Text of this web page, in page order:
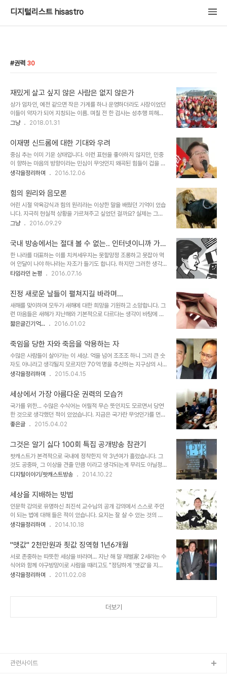
디지털리스트 hisastro
권력 30
재밌게 살고 싶지 않은 사람은 없지 않은가
상가 임차인, 예전 같으면 작은 가게를 하나 운영하더라도 사장이었던
이들이 약자가 되어 지칭되는 이름. 며칠 전 한 검사는 성추행 피해를
만천하에 공개하여 파문을 일게 했습니다. 무소불위(위가 아닌 아래를
약자가 등장한 겁니다. 근데, 문득 진짜 약자는 이제 그 약자라는 말도
허용되지 않는 건가 우려스럽기도 합니다. 최근 뉴스타파는 도심 속 청
소 노동자들을 동행 취재하며 그들의 살인적인 노동 현실을 보도했습
니다. 도시의 유령들이라는 제목의 기획 시리즈물의 첫 방송이었는데,
그 취재 인터뷰에 응했던 한 청소 노동자는 "개혁은 밑에서 일어나는
했습니다. 이번 성추행 피해 검사도..
그냥 2018.01.31
이재명 신드롬에 대한 기대와 우려
중심 추는 이미 기운 상태입니다. 이런 표현을 좋아하지 않지만, 민중
이 향하는 마음의 방향이라는 민심이 무엇인지 왜곡된 힘들이 겁을 먹
고 있는 모습을 통해 이는 분명한 사실임을 알 수 있습니다. 이런 와중
하고자 하는 건 아닙니다만, 짧게 전제는 하고 이야기를 전개해야 할
것 같습니다. 닭과 쥐와 같은 동물과 비교할 인물은 아니라는 것을 말
입니다. 이재명 성남시장의 정치적 행보 이전에 기초지방단체의 수장
으로써 시민 행정에 누구보다 앞선 지도자라는 점은 인정하지 않을 수
없습니다. 그가 지지받는 이유도 이를 바탕으로 한다고 할 수 있습니
그의 정치적 행보와 발언들을 보면 지나..
생각을정리하며 2016.12.06
힘의 원리와 음모론
어린 시절 약육강식과 힘의 원리라는 이상한 말을 배웠던 기억이 있습
니다. 지극히 현실적 상황을 가르쳐주고 싶었던 걸까요? 실제는 그랬
을 겁니다. 당시 교육 정책을 입안하고 교과서 내용을 집필했던 이들이
르치던 선생님들은 제시된 교육 지침을 그저 따랐을 뿐이라고 말이죠.
어느 정도 살다 보니 (듣고, 보고, 경험해 오면서) 나름의 판단 근거를
통해 결론을 도출해 내곤 합니다. 어린 시절 약육강식과 힘의 원리를
가르치려 했던 이들의 의중이 그리 좋은 건 아니었다는 생각은 어렴풋
하지만 그런 차원입니다. 솔직히 약육강식과 힘의 원리란 쉽게 풀어서
름없습니다. 이런 무지막지한 걸 아..
그냥 2016.09.29
국내 방송에서는 절대 볼 수 없는.. 인터넷이니까 가능
한~!!
한 나라를 대표하는 이를 치켜세우지는 못할망정 조롱하고 못잡아 먹
어 안달이 나야 하나라는 자조가 들기도 합니다. 하지만 그러한 생각이
오래 갈 수가 없는 현실... 진실이 조금도 느껴지지 않고, 나라를 대표
지엄한 척 하고 일반인들과는 확연히 구분되는 특별한 존재로 인식하
는 듯 행동하는 모습에서 욕지거리가 튀어나오지 않는 게 외려 이상한
일이 아닐 수 없습니다. 아편인지 종편인지 전혀 상식적이지 않은 부칸
조선TV같은 방송 뉴스에서 그 곳의 위대한 지도자라 호칭되는 최고
권력자를 찬양하는 것과 동급으로 맞먹는 보도를 보고 있으면 정말로
도 장면이 아닌가 싶습니다. 그런데,..
타임라인 논평 2016.07.16
진정 새로운 날들이 펼쳐지길 바라며...
새해를 맞이하며 모두가 새해에 대한 희망을 기원하고 소망합니다. 그
런 마음들은 새해가 지난해와 기본적으로 다르다는 생각이 바탕에 있
기 때문일 겁니다. 이전 포스트에서도 잠시 언급한 것이기도 합니다만,
한 것이 아니라고 말이죠... 중요한 건 마음가짐이라고...뭐~ 다들 하는
그 희망을 기원하는 것 자체는 다르지 않다고 할지 모르겠으나...이미
지 출처: betanews.com 재밌는 건 당연하다고 생각될 만큼 언제나
희망에 지나지 않는 허튼 바램이 늘상 공허하게 돌아옴에도 변함없이
매번 그러하다는 겁니다. 물론, 그래서 살아가는 것이긴 할겁니다. ㅠ.
욕이 아니었는지... ..
짧은글긴기억... 2016.01.02
죽임을 당한 자와 죽음을 악용하는 자
수많은 사람들이 살아가는 이 세상. 억을 넘어 조조조 하니 그리 큰 숫
자도 아니라고 생각될지 모르지만 70억 명을 추산하는 지구상의 사람
들... 그 숫자로 보자면 살아오면서 만나는 사람들이란 그리 많은 것도
들이 점철되기 마련입니다. 때때로 존경과 경외감 마저 들게 되는 위인
들이 있는가 하면 뻔뻔함이 아니고서는 설명되지 않는 최악의 저질들
을 만나기도 합니다. 이는 쉽게 단정짓 듯 말할 수 있는 사안은 아니라
서 -위대하다 할 수 있는 관점의 차이로 인해 존경이 때론 문외한으로
비칠 수 있고, 뻔뻔함이 도리어 세상 순리에 맞는 처세로 보일 수 있으
이란 어차피 개인적 생각과 ..
생각을정리하며 2015.04.15
세상에서 가장 아름다운 권력의 모습?!
국가를 위한... 수많은 수식어는 어릴적 무슨 뜻인지도 모르면서 당연
한 것으로 생각했던 적이 있었습니다. 지금은 국가란 무엇인가를 먼저
생각하고 국가의 의미를, 그 본질을 갈구하게 되었다는 사실이 다행이
으로 권력이란 좋은 일을 잘 하기 위한 수단에 다름이 아님을 압니다.
그럼에도... 아직 그러한 올바른(?) 권력을 아직 경험하지 못한 까닭
에... 남에 떡이 커 보인다고 다른 나라 최고 권력자들의 -우리네 환경
에서는 상상하기 어려운- 좋은 모습을 접하게 되면 그렇게 부러울 수
가 없습니다. 물론 만족스럽지는 못하지만 지금과 비교할 때 노통은 그
게 된 아래의 사진 한장은..
좋은글 2015.04.02
그것은 알기 싫다 100회 특집 공개방송 참관기
팟캐스트가 본격적으로 국내에 정착한지 약 3년여가 흘렀습니다. 그
것도 공중파, 그 이상을 견줄 만큼 이라고 생각되는게 무리도 아닐정도
입니다. 그리고 이러한 배경에 "나는 꼼수다"의 열풍이 있었다는 사실
별이 5개인 유일무이한 팟캐스트의 전설 "나는 꼼수다" 강한 멘탈로
두번째라면 서러워할 것 같은 팟캐스트 방송 "그것은 알기 싫다"가 시
작된 것도 그 즈음인 2012년 10월 12일 -대선을 불과 2개월 여를 남
겨둔 시점-이었습니다. 그 첫 방송 이후 한 회도 거르지 않고 들었는
데... 그 이유를 구체적으로 생각해 보진 않았지만 아마도 "나는 꼼수
니다. 나이로 따지..
디지털이야기/팟캐스트방송 2014.10.22
세상을 지배하는 방법
인문학 강의로 유명하신 최진석 교수님의 공개 강의에서 스스로 주인
이 되는 법에 대해 들은 적이 있습니다. 요지는 잘 살 수 있는 것의 해
답, 그건 자기 기준을 가져야 한다는 주장이었습니다. 워낙 달변가시고
력 있게 느껴졌지만, 이내 시간이 흐를수록 그 생각에 대한 접점은 멀
어지는 기분이었습니다. 그래서 왜 그랬을까??를 생각해 보았습니다.
그러니까 본 포스트는 그것에 대해 나름 생각한 이유를 정리하고, 어느
분들이라도 생각을 나눴으면 하는 바램으로 남기는 글입니다. 뭐~ 그
렇지 않은 글이 어디 있겠습니까마는... ^^; 최진석 교수님께서 하신 말
생각을정리하며 2014.10.18
"맷값" 2천만원과 죗값 징역형 1년6개월
서로 존중하는 따뜻한 세상을 바라며... 지난 해 말 재벌家 2세라는 수
식어와 함께 야구방망이로 사람을 때리고도 "정당하게 '맷값'을 지불?
했다"하여 나라를 시끄럽게 했던 일이 있었습니다. 얼마 전의 일이니
보아왔던 선례들을 바탕으로 판결이 어떻게 나올지를 예상했었고, 그
생각을정리하며 2011.02.08
더보기
관련사이트